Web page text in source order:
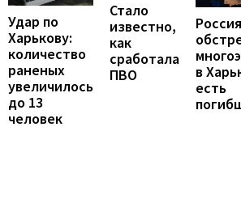
Удар по
Харькову:
количество
раненых
увеличилось
до 13
человек
Стало
известно,
как
сработала
ПВО
в
есть